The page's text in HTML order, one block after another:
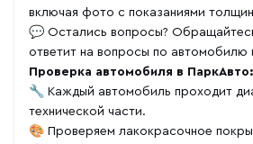
включая фото с показаниями
💬 Остались вопросы?
ответит на вопросы по автомобилю
Проверка автомобиля в ПаркАвто:
🔧 Каждый автомобиль проходит
технической части.
🎨 Проверяем лакокрасочное